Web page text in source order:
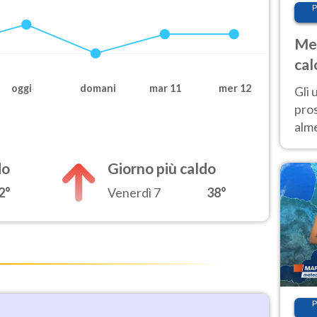
oggi domani mar 11 mer 12
Giorno più caldo
Venerdì 7 38°
Gli